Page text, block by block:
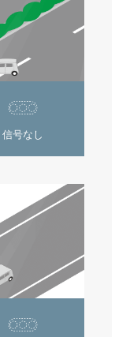
信号なし